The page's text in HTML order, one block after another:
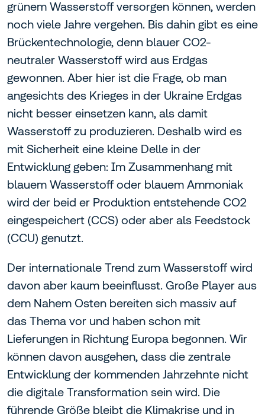
grünem Wasserstoff versorgen können, werden
noch viele Jahre vergehen. Bis dahin gibt es eine
Brückentechnologie, denn blauer CO2-
neutraler Wasserstoff wird aus Erdgas
gewonnen. Aber hier ist die Frage, ob man
angesichts des Krieges in der Ukraine Erdgas
nicht besser einsetzen kann, als damit
Wasserstoff zu produzieren. Deshalb wird es
mit Sicherheit eine kleine Delle in der
Entwicklung geben: Im Zusammenhang mit
blauem Wasserstoff oder blauem Ammoniak
wird der beid er Produktion entstehende CO2
eingespeichert (CCS) oder aber als Feedstock
(CCU) genutzt.
Der internationale Trend zum Wasserstoff wird
davon aber kaum beeinflusst. Große Player aus
dem Nahem Osten bereiten sich massiv auf
das Thema vor und haben schon mit
Lieferungen in Richtung Europa begonnen. Wir
können davon ausgehen, dass die zentrale
Entwicklung der kommenden Jahrzehnte nicht
die digitale Transformation sein wird. Die
führende Größe bleibt die Klimakrise und in